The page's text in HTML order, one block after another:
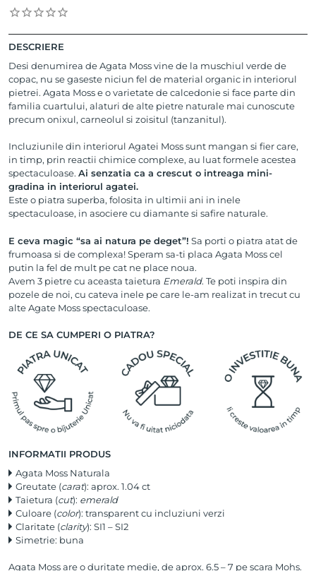
DESCRIERE
Desi denumirea de Agata Moss vine de la muschiul verde de
copac, nu se gaseste niciun fel de material organic in interiorul
pietrei. Agata Moss e o varietate de calcedonie si face parte din
familia cuartului, alaturi de alte pietre naturale mai cunoscute
precum onixul, carneolul si zoisitul (tanzanitul).
Incluziunile din interiorul Agatei Moss sunt mangan si fier care,
in timp, prin reactii chimice complexe, au luat formele acestea
spectaculoase. Ai senzatia ca a crescut o intreaga mini-
gradina in interiorul agatei.
Este o piatra superba, folosita in ultimii ani in inele
spectaculoase, in asociere cu diamante si safire naturale.
E ceva magic “sa ai natura pe deget”! Sa porti o piatra atat de
frumoasa si de complexa! Speram sa-ti placa Agata Moss cel
putin la fel de mult pe cat ne place noua.
Avem 3 pietre cu aceasta taietura Emerald. Te poti inspira din
pozele de noi, cu cateva inele pe care le-am realizat in trecut cu
alte Agate Moss spectaculoase.
DE CE SA CUMPERI O PIATRA?
INFORMATII PRODUS
Agata Moss Naturala
Greutate (carat): aprox. 1.04 ct
Taietura (cut): emerald
Culoare (color): transparent cu incluziuni verzi
Claritate (clarity): SI1 – SI2
Simetrie: buna
Agata Moss are o duritate medie, de aprox. 6.5 – 7 pe scara Mohs.